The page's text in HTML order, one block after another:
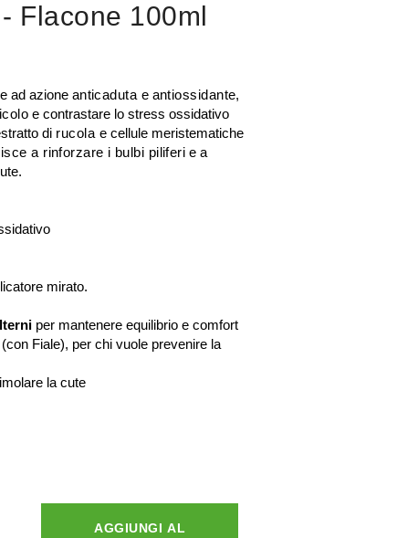
- Flacone 100ml
ad azione anticaduta e antiossidante,
e contrastare lo stress ossidativo
di rucola e cellule meristematiche
a rinforzare i bulbi piliferi e a
mirato.
per mantenere equilibrio e comfort
Fiale), per chi vuole prevenire la
la cute
AGGIUNGI AL